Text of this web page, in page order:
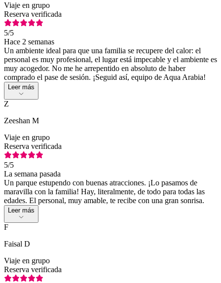
Viaje en grupo
Reserva verificada
5/5
Hace 2 semanas
Un ambiente ideal para que una familia se recupere del calor: el
personal es muy profesional, el lugar está impecable y el ambiente es
muy acogedor. No me he arrepentido en absoluto de haber
comprado el pase de sesión. ¡Seguid así, equipo de Aqua Arabia!
Leer más
Z
Zeeshan M
Viaje en grupo
Reserva verificada
5/5
La semana pasada
Un parque estupendo con buenas atracciones. ¡Lo pasamos de
maravilla con la familia! Hay, literalmente, de todo para todas las
edades. El personal, muy amable, te recibe con una gran sonrisa.
Leer más
F
Faisal D
Viaje en grupo
Reserva verificada